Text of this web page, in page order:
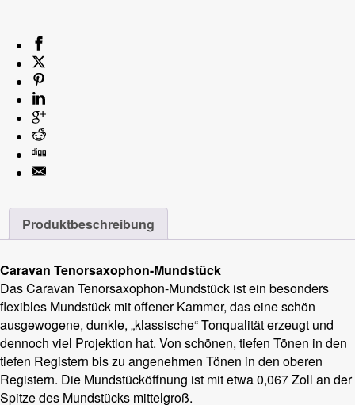
Produktbeschreibung
Caravan Tenorsaxophon-Mundstück
Das Caravan Tenorsaxophon-Mundstück ist ein besonders
flexibles Mundstück mit offener Kammer, das eine schön
ausgewogene, dunkle, „klassische“ Tonqualität erzeugt und
dennoch viel Projektion hat. Von schönen, tiefen Tönen in den
tiefen Registern bis zu angenehmen Tönen in den oberen
Registern. Die Mundstücköffnung ist mit etwa 0,067 Zoll an der
Spitze des Mundstücks mittelgroß.